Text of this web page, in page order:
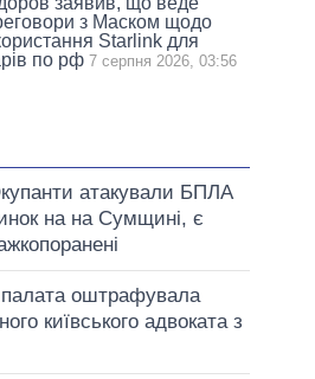
з Маском щодо
Starlink для
по рф 7 серпня 2026, 03:56
атакували БПЛА
на на Сумщині, є
оштрафувала
київського адвоката з